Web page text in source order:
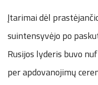
e
t
Įtarimai dėl
suintensyvėjo po
Rusijos lyderis buvo
per apdovanojimų